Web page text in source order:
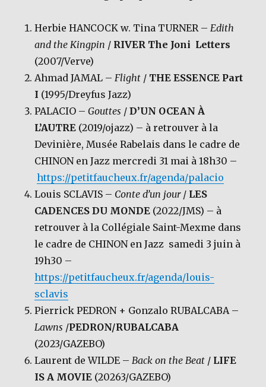
Herbie HANCOCK w. Tina TURNER –Edith
and the Kingpin / RIVER The Joni Letters
(2007/Verve)
Ahmad JAMAL –Flight / THE ESSENCE Part
I (1995/Dreyfus Jazz)
PALACIO –Gouttes /D’UN OCEAN À
L’AUTRE (2019/ojazz) – à retrouver à la
Devinière, Musée Rabelais dans le cadre de
CHINON en Jazz mercredi 31 mai à 18h30 –
https://petitfaucheux.fr/agenda/palacio
Louis SCLAVIS – Conte d’un jour/ LES
CADENCES DU MONDE (2022/JMS) – à
retrouver à la Collégiale Saint-Mexme dans
le cadre de CHINON en Jazz samedi 3 juin à
19h30 –
https://petitfaucheux.fr/agenda/louis-
sclavis
Pierrick PEDRON + Gonzalo RUBALCABA –
Lawns /PEDRON/RUBALCABA
(2023/GAZEBO)
Laurent de WILDE –Back on the Beat / LIFE
IS A MOVIE (20263/GAZEBO)